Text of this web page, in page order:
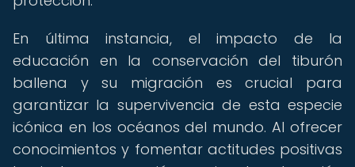
En última instancia, el impacto de la
educación en la conservación del tiburón
ballena y su migración es crucial para
garantizar la supervivencia de esta especie
icónica en los océanos del mundo. Al ofrecer
conocimientos y fomentar actitudes positivas